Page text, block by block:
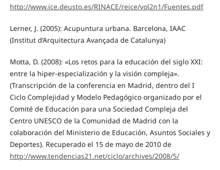
http://www.ice.deusto.es/RINACE/reice/vol2n1/Fuentes.pdf
Lerner, J. (2005): Acupuntura urbana. Barcelona, IAAC
(Institut d’Arquitectura Avançada de Catalunya)
Motta, D. (2008): «Los retos para la educación del siglo XXI:
entre la hiper-especialización y la visión compleja».
(Transcripción de la conferencia en Madrid, dentro del I
Ciclo Complejidad y Modelo Pedagógico organizado por el
Comité de Educación para una Sociedad Compleja del
Centro UNESCO de la Comunidad de Madrid con la
colaboración del Ministerio de Educación, Asuntos Sociales y
Deportes). Recuperado el 15 de mayo de 2010 de
http://www.tendencias21.net/ciclo/archives/2008/5/